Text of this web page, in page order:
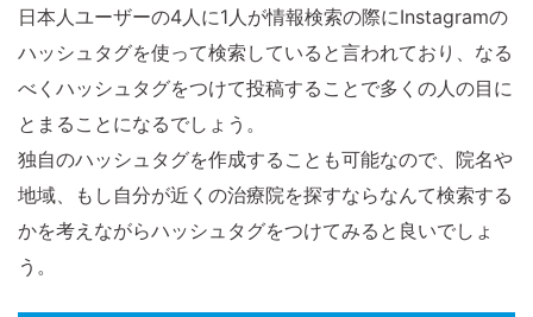
日本人ユーザーの4人に1人が情報検索の際にInstagramの
ハッシュタグを使って検索していると言われており、なる
べくハッシュタグをつけて投稿することで多くの人の目に
とまることになるでしょう。
独自のハッシュタグを作成することも可能なので、院名や
地域、もし自分が近くの治療院を探すならなんて検索する
かを考えながらハッシュタグをつけてみると良いでしょ
う。